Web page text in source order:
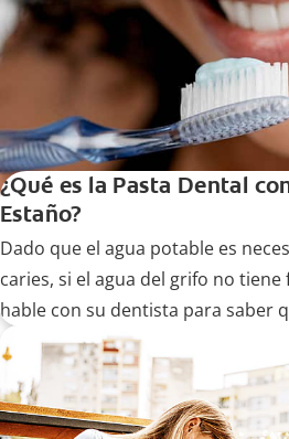
¿Qué es la Pasta Dental
Estaño?
Dado que el agua potable es
caries, si el agua del grifo no
hable con su dentista para saber